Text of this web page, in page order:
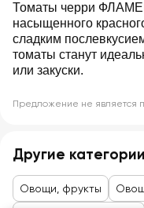
Томаты черри
насыщенного
сладким
томаты станут
или закуски.
Предложение не является
Другие
Овощи, фрукты